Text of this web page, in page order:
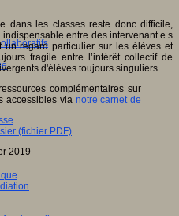
dans les classes reste donc difficile,
entre des intervenant.e.s
un regard particulier sur les élèves et
fragile entre l’intérêt collectif de
d'élèves toujours singuliers.
complémentaires sur
accessibles via notre carnet de
(fichier PDF)
2019